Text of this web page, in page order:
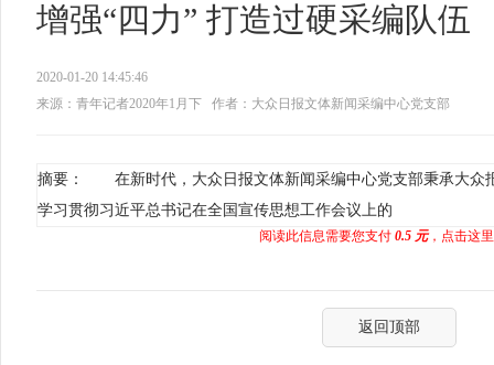
增强“四力” 打造过硬采编队伍
2020-01-20 14:45:46
来源：青年记者2020年1月下
作者：大众日报文体新闻采编中心党支部
摘要： 在新时代，大众日报文体新闻采编中心党支部秉承大众
学习贯彻习近平总书记在全国宣传思想工作会议上的
阅读此信息需要您支付 0.5 元，点击这
返回顶部